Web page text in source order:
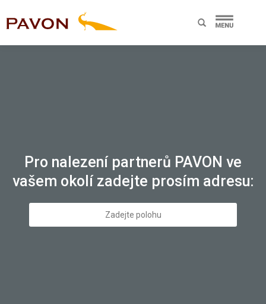
Pro nalezení partnerů PAVON ve
vašem okolí zadejte prosím adresu: